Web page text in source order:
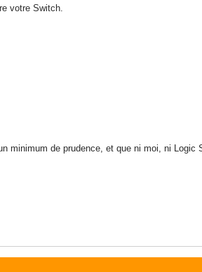
votre Switch.
minimum de prudence, et que ni moi, ni Logic